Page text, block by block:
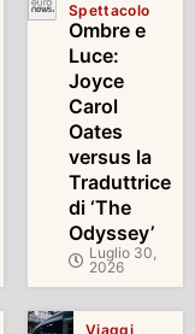
Spettacolo
Ombre e
Luce:
Joyce
Carol
Oates
versus la
Traduttrice
di ‘The
Odyssey’
Luglio 30,
2026
Viaggi